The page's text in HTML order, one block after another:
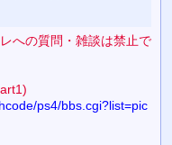
への質問・雑談は禁止で
ps4/bbs.cgi?list=pic